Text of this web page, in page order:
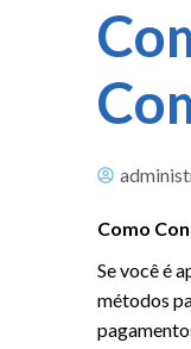
Como
Se você é
métodos